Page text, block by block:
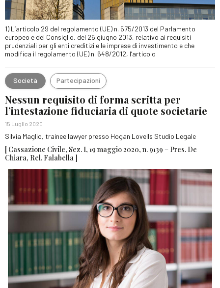
1) L’articolo 29 del regolamento (UE) n. 575/2013 del Parlamento
europeo e del Consiglio, del 26 giugno 2013, relativo ai requisiti
prudenziali per gli enti creditizi e le imprese di investimento e che
modifica il regolamento (UE) n. 648/2012, l’articolo
Società Partecipazioni
Nessun requisito di forma scritta per
l’intestazione fiduciaria di quote societarie
15 Luglio 2020
Silvia Maglio, trainee lawyer presso Hogan Lovells Studio Legale
[ Cassazione Civile, Sez. I, 19 maggio 2020, n. 9139 – Pres. De
Chiara, Rel. Falabella ]